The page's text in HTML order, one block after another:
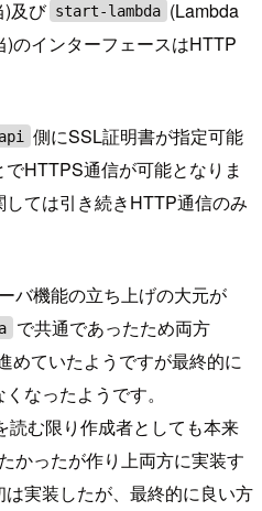
)及び start-lambda (Lambda
のインターフェースはHTTP
側にSSL証明書が指定可能
HTTPS通信が可能となりま
しては引き続きHTTP通信のみ
バ機能の立ち上げの大元が
で共通であったため両方
めていたようですが最終的に
なったようです。
読む限り作成者としても本来
かったが作り上両方に実装す
実装したが、最終的に良い方